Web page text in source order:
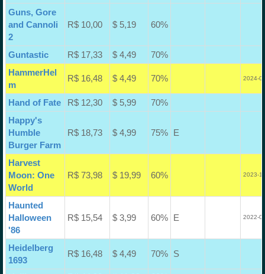
Guns, Gore
and Cannoli
2
R$ 10,00 $ 5,19 60%
Guntastic R$ 17,33 $ 4,49
70%
HammerHel
m
R$ 16,48 $ 4,49 70% 2024-
Hand of Fate R$ 12,30 $ 5,99
70%
Happy's
Humble
Burger Farm
R$ 18,73 $ 4,99 75% E
Harvest
Moon: One
World
R$ 73,98 $ 19,99 60% 2023-
Haunted
Halloween
'86
R$ 15,54 $ 3,99 60% E 2022-
Heidelberg
1693
R$ 16,48 $ 4,49 70% S